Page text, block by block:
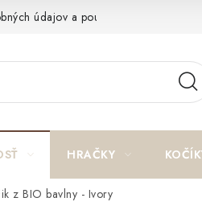
údajov a poučenie o cookies
HRAČKY
z BIO bavlny - Ivory